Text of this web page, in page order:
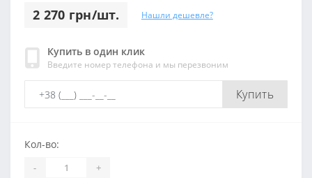
2 270 грн/шт. Нашли дешевле?
Купить в один клик
Введите номер телефона и мы перезвоним
Купить
Кол-во:
- +